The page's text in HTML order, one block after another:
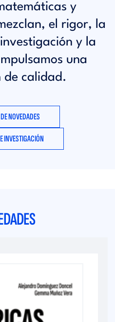
y
el rigor, la
y la
una
de calidad.
NOVEDADES
INVESTIGACIÓN